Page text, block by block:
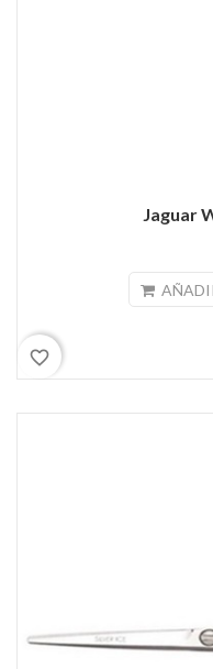
Jaguar
favorite_border